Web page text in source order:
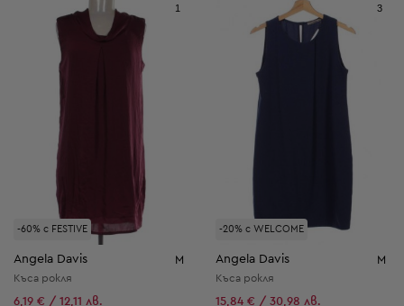
-60% с FESTIVE
1
Angela Davis M
Къса рокля
6,19 € / 12,11 лв.
-20% с WELCOME
3
Angela Davis M
Къса рокля
15,84 € / 30,98 лв.